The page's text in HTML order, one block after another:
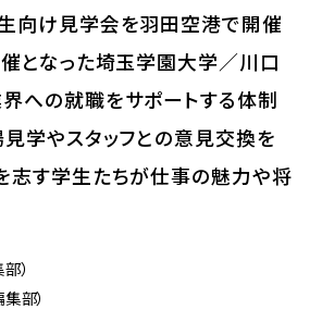
向け見学会を羽田空港で開催
催となった埼玉学園大学／川口
への就職をサポートする体制
見学やスタッフとの意見交換を
志す学生たちが仕事の魅力や将
）
部）